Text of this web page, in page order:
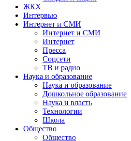
ЖКХ
Интервью
Интернет и СМИ
Интернет и СМИ
Интернет
Пресса
Соцсети
ТВ и радио
Наука и образование
Наука и образование
Дошкольное образование
Наука и власть
Технологии
Школа
Общество
Общество